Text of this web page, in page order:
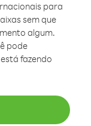
para
sem que
algum.
pode
fazendo